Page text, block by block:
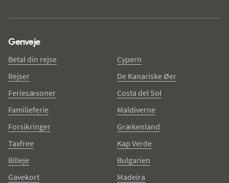
Genveje
Betal din rejse
Rejser
Feriesæsoner
Familieferie
Forsikringer
Taxfree
Billeje
Gavekort
Cypern
De Kanariske Øer
Costa del Sol
Maldiverne
Grækenland
Kap Verde
Bulgarien
Madeira